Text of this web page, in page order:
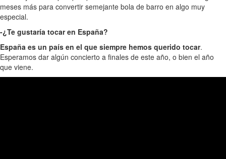
meses más para convertir semejante bola de barro en algo muy
especial.
-¿Te gustaría tocar en España?
España es un país en el que siempre hemos querido tocar.
Esperamos dar algún concierto a finales de este año, o bien el año
que viene.